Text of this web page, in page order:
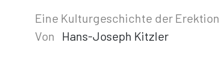
Eine Kulturgeschichte der Erektion
Von
Hans-Joseph Kitzler